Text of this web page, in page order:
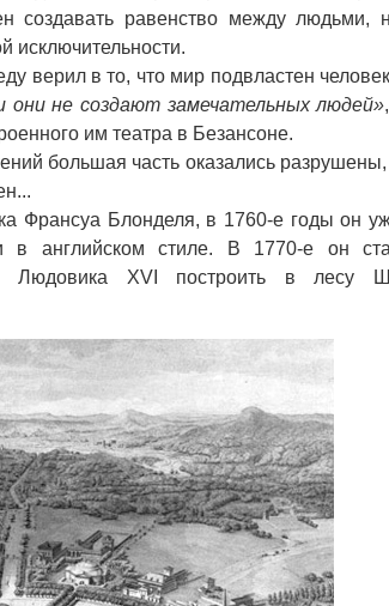
создавать равенство между людьми,
исключительности.
верил в то, что мир подвластен
они не создают замечательных людей»
им театра в Безансоне.
большая часть оказались разрушены,
Франсуа Блонделя, в 1760-е годы он
в английском стиле. В 1770-е он
Людовика XVI построить в лесу